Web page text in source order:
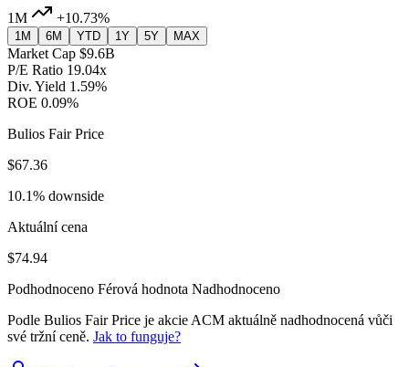
1M
+10.73%
1M 6M YTD 1Y 5Y MAX
Market Cap $9.6B
P/E Ratio 19.04x
Div. Yield 1.59%
ROE 0.09%
Bulios Fair Price
$67.36
10.1% downside
Aktuální cena
$74.94
Podhodnoceno Férová hodnota Nadhodnoceno
Podle Bulios Fair Price je akcie ACM aktuálně nadhodnocená vůči
své tržní ceně. Jak to funguje?